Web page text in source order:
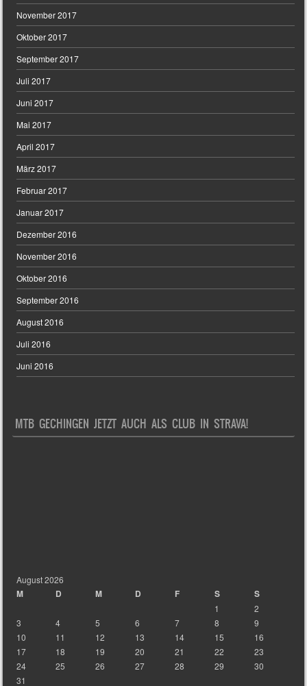
November 2017
Oktober 2017
September 2017
Juli 2017
Juni 2017
Mai 2017
April 2017
März 2017
Februar 2017
Januar 2017
Dezember 2016
November 2016
Oktober 2016
September 2016
August 2016
Juli 2016
Juni 2016
MTB GECHINGEN JETZT AUCH ALS CLUB IN STRAVA!
August 2026
M D M D F S S
1
2
3
4 5 6 7 8
9
10
11 12 13 14 15
16
17
18 19 20 21 22
23
24
25 26 27 28 29
30
31